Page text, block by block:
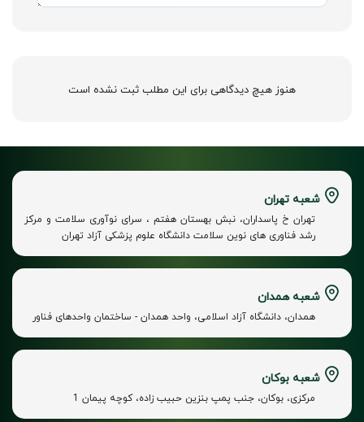
هنوز هیچ دیدگاهی برای این مطلب ثبت نشده است
شعبه تهران
تهران خ پاسداران، نبش بهستان هفتم ، سرای نوآوری سلامت و مرکز
رشد فناوری های نوین سلامت دانشگاه علوم پزشکی آزاد تهران
شعبه همدان
همدان، دانشگاه آزاد اسلامی، واحد همدان - ساختمان واحدهای فناور
شعبه بوکان
مرکزی، بوکان، جنب پمپ بنزین حبیب زاده، کوچه پیمان 1